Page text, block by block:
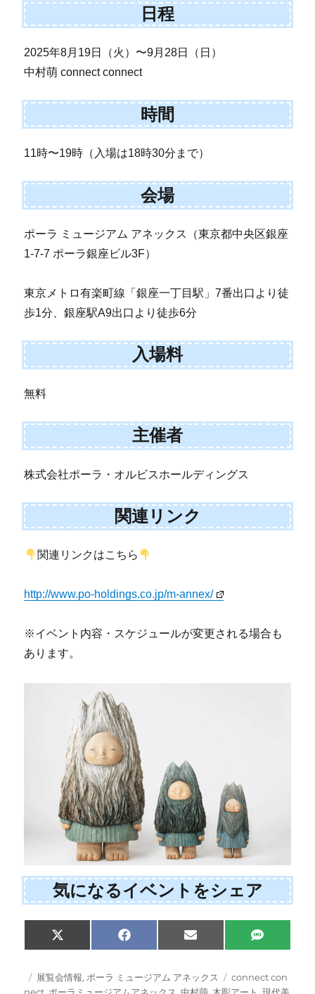
日程
2025年8月19日（火）〜9月28日（日）
中村萌 connect connect
時間
11時〜19時（入場は18時30分まで）
会場
ポーラ ミュージアム アネックス（東京都中央区銀座
1-7-7 ポーラ銀座ビル3F）
東京メトロ有楽町線「銀座一丁目駅」7番出口より徒
歩1分、銀座駅A9出口より徒歩6分
入場料
無料
主催者
株式会社ポーラ・オルビスホールディングス
関連リンク
関連リンクはこちら
http://www.po-holdings.co.jp/m-annex/
※イベント内容・スケジュールが変更される場合も
あります。
気になるイベントをシェア
Share
on
X
(
w
i
Share
on
F
a
e
b
Share
on
E
m
i
l
Share
on
S
M
投
稿
カ
テ
展覧会情報, ポーラ ミュージアム アネックス
タ
グ
connect con